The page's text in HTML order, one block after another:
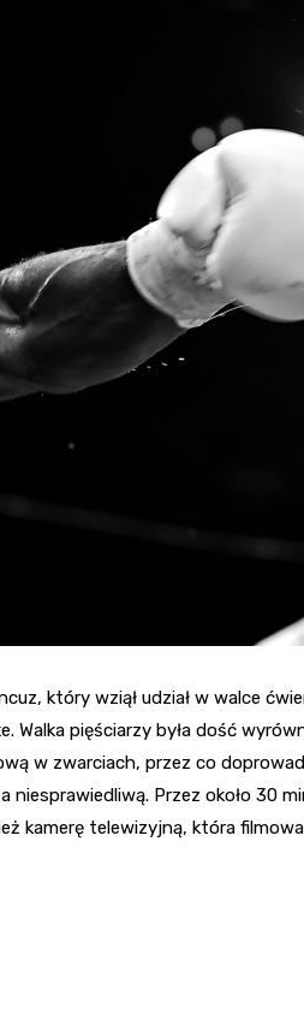
który wziął udział w walce
Walka pięściarzy była dość
w zwarciach, przez co
niesprawiedliwą. Przez około 30
kamerę telewizyjną, która